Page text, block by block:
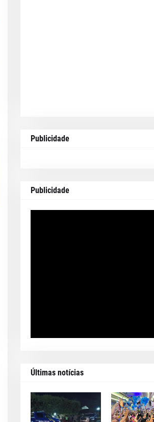
Publicidade
Publicidade
Últimas notícias